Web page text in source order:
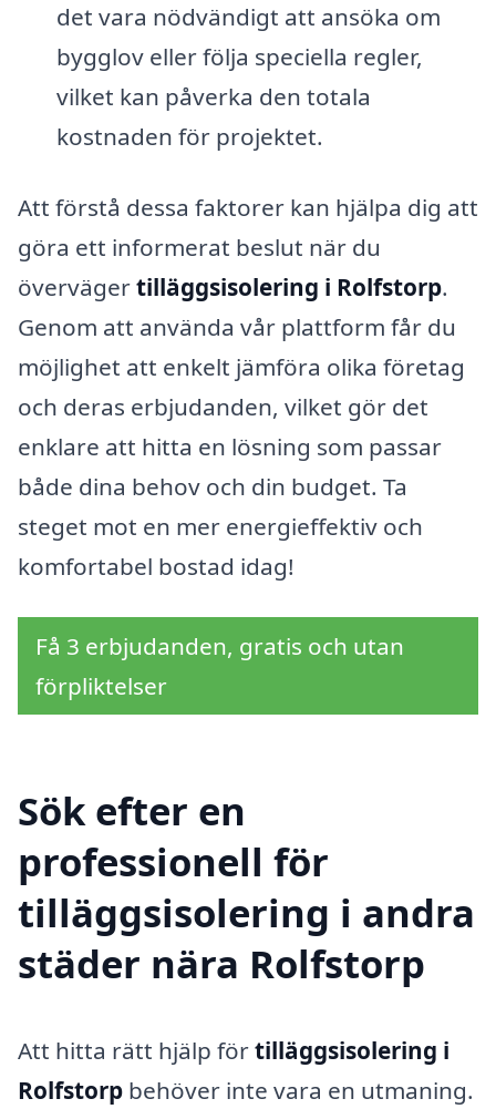
det vara nödvändigt att ansöka om
bygglov eller följa speciella regler,
vilket kan påverka den totala
kostnaden för projektet.
Att förstå dessa faktorer kan hjälpa dig att
göra ett informerat beslut när du
övervägertilläggsisolering i Rolfstorp.
Genom att använda vår plattform får du
möjlighet att enkelt jämföra olika företag
och deras erbjudanden, vilket gör det
enklare att hitta en lösning som passar
både dina behov och din budget. Ta
steget mot en mer energieffektiv och
komfortabel bostad idag!
Få 3 erbjudanden, gratis och utan
förpliktelser
Sök efter en
professionell för
tilläggsisolering i andra
städer nära Rolfstorp
Att hitta rätt hjälp förtilläggsisolering i
Rolfstorp behöver inte vara en utmaning.